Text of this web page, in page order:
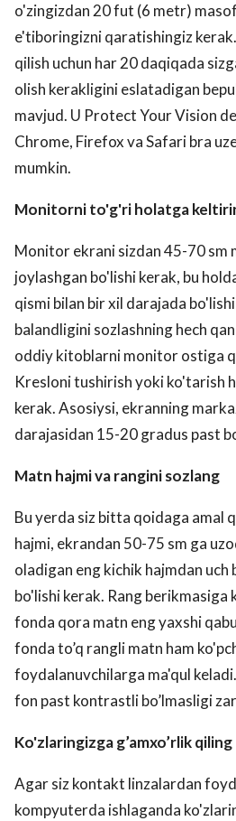
o'zingizdan 20 fut (6 metr)
e'tiboringizni qaratishingiz
qilish uchun har 20 daqiqada
olish kerakligini eslatadigan
mavjud. U Protect Your Vision
Chrome, Firefox va Safari bra
mumkin.
Monitorni to'g'ri holatga
Monitor ekrani sizdan 45-70 sm
joylashgan bo'lishi kerak, bu
qismi bilan bir xil darajada
balandligini sozlashning hech
oddiy kitoblarni monitor ostiga
Kresloni tushirish yoki ko'tarish
kerak. Asosiysi, ekranning
darajasidan 15-20 gradus past
Matn hajmi va rangini sozlang
Bu yerda siz bitta qoidaga amal
hajmi, ekrandan 50-75 sm ga
oladigan eng kichik hajmdan
bo'lishi kerak. Rang berikmasiga
fonda qora matn eng yaxshi
fonda to’q rangli matn ham
foydalanuvchilarga ma'qul
fon past kontrastli bo’lmasligi
Ko'zlaringizga g’amxo’rlik qiling
Agar siz kontakt linzalardan
kompyuterda ishlaganda